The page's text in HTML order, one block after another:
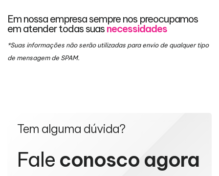
Em nossa empresa sempre nos preocupamos
em atender todas suas necessidades
*Suas informações não serão utilizadas para envio de qualquer tipo
de mensagem de SPAM.
Tem alguma dúvida?
Fale conosco agora